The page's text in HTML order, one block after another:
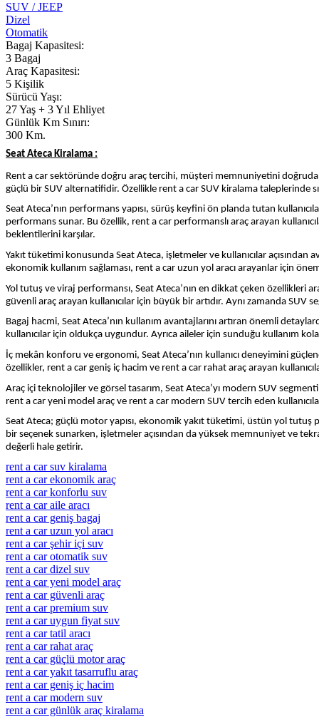
SUV / JEEP
Dizel
Otomatik
Bagaj Kapasitesi:
3 Bagaj
Araç Kapasitesi:
5 Kişilik
Sürücü Yaşı:
27 Yaş + 3 Yıl Ehliyet
Günlük Km Sınırı:
300 Km.
Seat Ateca Kiralama :
Rent a car sektöründe doğru araç tercihi, müşteri memnuniyetini
güçlü bir SUV alternatifidir. Özellikle rent a car SUV kiralama taleplerinde
Seat Ateca’nın performans yapısı, sürüş keyfini ön planda tutan
performans sunar. Bu özellik, rent a car performanslı araç arayan
beklentilerini karşılar.
Yakıt tüketimi konusunda Seat Ateca, işletmeler ve kullanıcılar
ekonomik kullanım sağlaması, rent a car uzun yol aracı arayanlar için
Yol tutuş ve viraj performansı, Seat Ateca’nın en dikkat çeken özellikleri
güvenli araç arayan kullanıcılar için büyük bir artıdır. Aynı zamanda
Bagaj hacmi, Seat Ateca’nın kullanım avantajlarını artıran önemli
kullanıcılar için oldukça uygundur. Ayrıca aileler için sunduğu kullanım
İç mekân konforu ve ergonomi, Seat Ateca’nın kullanıcı deneyimini
özellikler, rent a car geniş iç hacim ve rent a car rahat araç arayan
Araç içi teknolojiler ve görsel tasarım, Seat Ateca’yı modern SUV
rent a car yeni model araç ve rent a car modern SUV tercih eden
Seat Ateca; güçlü motor yapısı, ekonomik yakıt tüketimi, üstün yol tutuş
bir seçenek sunarken, işletmeler açısından da yüksek memnuniyet ve
değerli hale getirir.
rent a car suv kiralama
rent a car ekonomik araç
rent a car konforlu suv
rent a car aile aracı
rent a car geniş bagaj
rent a car uzun yol aracı
rent a car şehir içi suv
rent a car otomatik suv
rent a car dizel suv
rent a car yeni model araç
rent a car güvenli araç
rent a car premium suv
rent a car uygun fiyat suv
rent a car tatil aracı
rent a car rahat araç
rent a car güçlü motor araç
rent a car yakıt tasarruflu araç
rent a car geniş iç hacim
rent a car modern suv
rent a car günlük araç kiralama